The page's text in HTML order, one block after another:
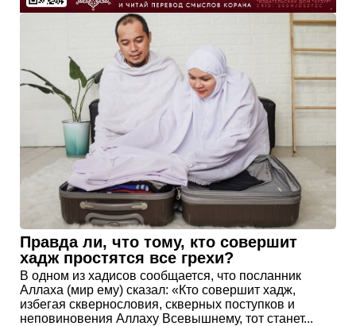
Правда ли, что тому, кто совершит
хадж простятся все грехи?
В одном из хадисов сообщается, что посланник
Аллаха (мир ему) сказал: «Кто совершит хадж,
избегая сквернословия, скверных поступков и
неповиновения Аллаху Всевышнему, тот станет...